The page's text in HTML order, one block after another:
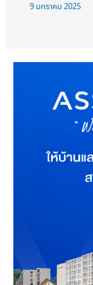
9 มกราคม 2025